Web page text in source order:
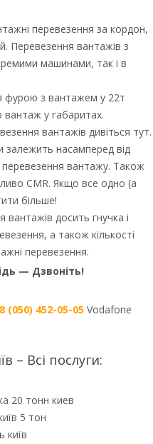
перевезення за кордон,
Перевезення вантажів з
машинами, так і в
фурою з вантажем у 22т
у габаритах.
вантажів дивіться тут.
залежить насамперед від
перевезення вантажу. Також
CMR. Якщо все одно (а
більше!
вантажів досить гнучка і
а також кількості
перевезення.
— Дзвоніть!
(050) 452-05-05Vodafone
– Всі послуги:
20 тонн киев
5 тон
київ